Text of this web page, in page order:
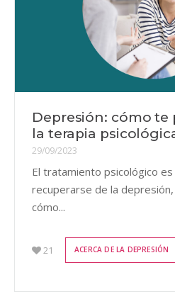
Depresión: cómo te
la terapia
29/09/2023
El tratamiento psicológico
recuperarse de la
cómo...
21 ACERCA DE LA DEPRESIÓN